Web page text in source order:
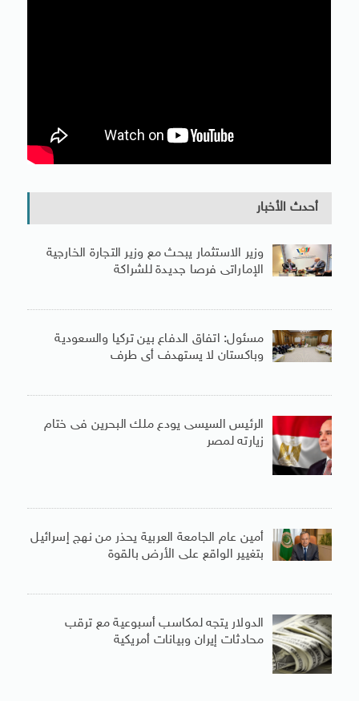
أحدث الأخبار
وزير الاستثمار يبحث مع وزير التجارة الخارجية
الإماراتى فرصا جديدة للشراكة
مسئول: اتفاق الدفاع بين تركيا والسعودية
وباكستان لا يستهدف أى طرف
الرئيس السيسى يودع ملك البحرين فى ختام
زيارته لمصر
أمين عام الجامعة العربية يحذر من نهج إسرائيل
بتغيير الواقع على الأرض بالقوة
الدولار يتجه لمكاسب أسبوعية مع ترقب
محادثات إيران وبيانات أمريكية